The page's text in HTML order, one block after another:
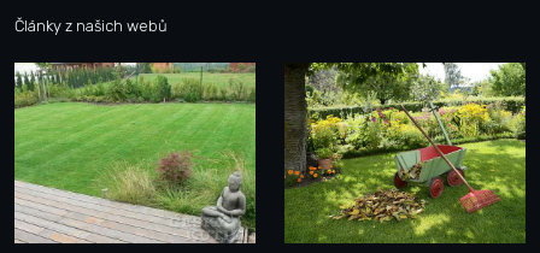
Články z našich webů